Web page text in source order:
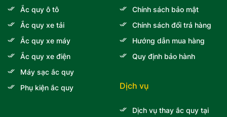
Ắc quy ô tô
Ắc quy xe tải
Ắc quy xe máy
Ắc quy xe điện
Máy sạc ắc quy
Phụ kiện ắc quy
Chính sách bảo mật
Chính sách đổi trả hàng
Hướng dẫn mua hàng
Quy định bảo hành
Dịch vụ
Dịch vụ thay ắc quy tại